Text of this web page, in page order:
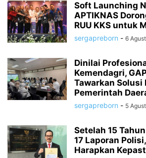
Soft Launching
APTIKNAS
RUU KKS untuk
sergapreborn - 6
Dinilai
Kemendagri,
Tawarkan
Pemerintah
sergapreborn - 5
Setelah 15
17 Laporan
Harapkan